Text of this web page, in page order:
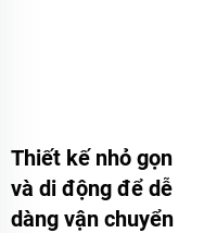
Thiết kế nhỏ gọn
và di động để dễ
dàng vận chuyển